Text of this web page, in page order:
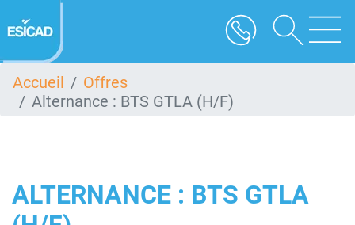
au
contenu
Accueil
Offres
Alternance : BTS GTLA (H/F)
ALTERNANCE : BTS GTLA